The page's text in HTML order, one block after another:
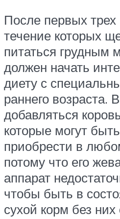
После первых
течение которых
питаться грудным
должен начать
диету с
раннего возраста.
добавляться
которые могут
приобрести в
потому что его
аппарат
чтобы быть в
сухой корм без них